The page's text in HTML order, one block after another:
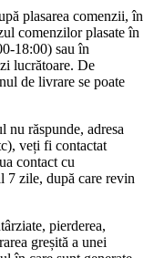
plasarea comenzii, în
comenzilor plasate în
18:00) sau în
lucrătoare. De
de livrare se poate
nu răspunde, adresa
veți fi contactat
contact cu
7 zile, după care revin
pierderea,
greșită a unei